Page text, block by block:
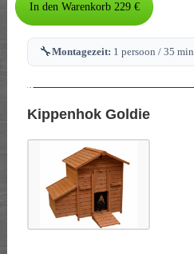
🔧Montagezeit: 1 persoon / 35 min
--
Kippenhok Goldie